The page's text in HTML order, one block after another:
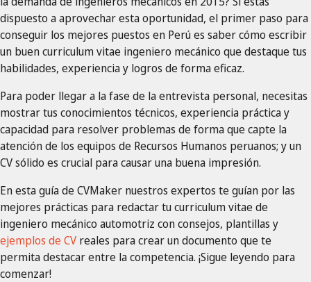
dispuesto a aprovechar esta oportunidad, el primer paso para
conseguir los mejores puestos en Perú es saber cómo escribir
un buen curriculum vitae ingeniero mecánico que destaque tus
habilidades, experiencia y logros de forma eficaz.
Para poder llegar a la fase de la entrevista personal, necesitas
mostrar tus conocimientos técnicos, experiencia práctica y
capacidad para resolver problemas de forma que capte la
atención de los equipos de Recursos Humanos peruanos; y un
CV sólido es crucial para causar una buena impresión.
En esta guía de CVMaker nuestros expertos te guían por las
mejores prácticas para redactar tu curriculum vitae de
ingeniero mecánico automotriz con consejos, plantillas y
ejemplos de CV reales para crear un documento que te
permita destacar entre la competencia. ¡Sigue leyendo para
comenzar!